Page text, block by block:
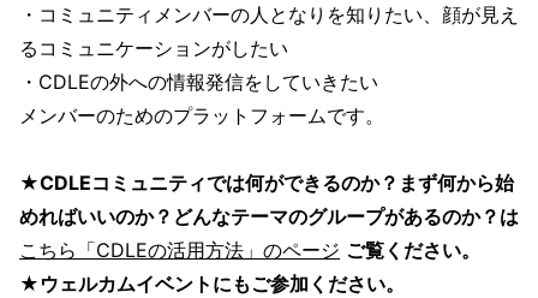
・コミュニティメンバーの人となりを知りたい、顔が見え
るコミュニケーションがしたい
・CDLEの外への情報発信をしていきたい
メンバーのためのプラットフォームです。
★CDLEコミュニティでは何ができるのか？まず何から始
めればいいのか？どんなテーマのグループがあるのか？は
こちら「CDLEの活用方法」のページ ご覧ください。
★ウェルカムイベントにもご参加ください。